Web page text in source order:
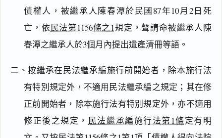
債權人，被繼承人陳春潭於民國87年10月2日死
亡，依民法第1156條之1規定，聲請命被繼承人陳
春潭之繼承人於3個月內提出遺產清冊等語。
二、按繼承在民法繼承編施行前開始者，除本施行法
有特別規定外，不適用民法繼承編之規定；其在修
正前開始者，除本施行法有特別規定外，亦不適用
修正後之規定， 民法繼承編施行法第1條定有明